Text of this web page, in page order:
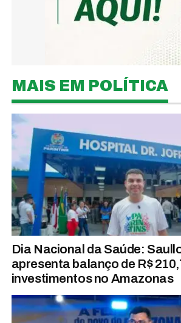
MAIS EM POLÍTICA
Dia Nacional da Saúde:
apresenta balanço de R$
investimentos no Amazonas